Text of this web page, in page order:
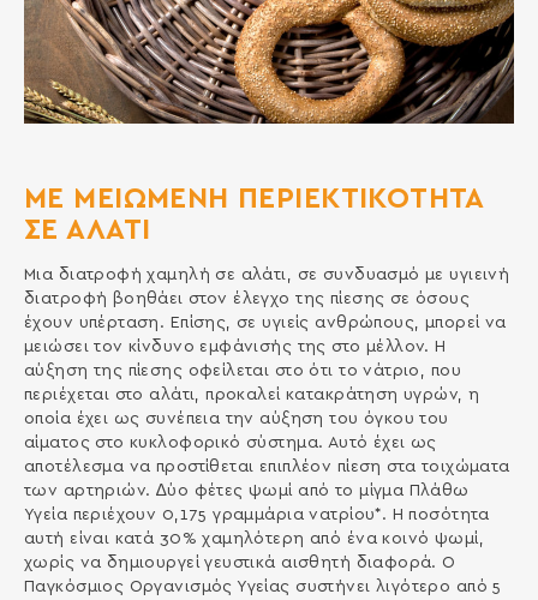
MΕ ΜΕΙΩΜΕΝΗ ΠΕΡΙΕΚΤΙΚΟΤΗΤΑ
ΣΕ ΑΛΑΤΙ
Μια διατροφή χαµηλή σε αλάτι, σε συνδυασμό µε υγιεινή
διατροφή βοηθάει στον έλεγχο της πίεσης σε όσους
έχουν υπέρταση. Επίσης, σε υγιείς ανθρώπους, μπορεί να
µειώσει τον κίνδυνο εµφάνισής της στο µέλλον. Η
αύξηση της πίεσης οφείλεται στο ότι το νάτριο, που
περιέχεται στο αλάτι, προκαλεί κατακράτηση υγρών, η
οποία έχει ως συνέπεια την αύξηση του όγκου του
αίµατος στο κυκλοφορικό σύστηµα. Αυτό έχει ως
αποτέλεσμα να προστίθεται επιπλέον πίεση στα τοιχώµατα
των αρτηριών. ∆ύο φέτες ψωµί από το µίγµα Πλάθω
Υγεία περιέχουν 0,175 γραµµάρια νατρίου*. Η ποσότητα
αυτή είναι κατά 30% χαµηλότερη από ένα κοινό ψωµί,
χωρίς να δηµιουργεί γευστικά αισθητή διαφορά. Ο
Παγκόσµιος Οργανισµός Υγείας συστήνει λιγότερο από 5